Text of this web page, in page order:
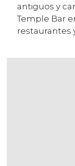
antiguos y
Temple Bar
restaurantes